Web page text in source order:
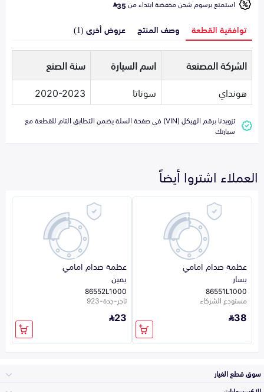
استمتع برسوم شحن مخفضة ابتداء من35
توافقية القطعة وصف المنتج عروض أخرى (1)
الشركة المصنعة اسم السيارة
سنة الصنع
هونداي
سوناتا 2020-2023
تزويدنا برقم الهيكل (VIN) في صفحة السلة يضمن التطابق التام للقطعة مع
سيارتك
العملاء اشتروا أيضاً
عظمة صدام امامي
يسار
86551L1000
مستودع الشركاء
38
عظمة صدام امامي
يمين
86552L1000
تاجر-جدة-923
23
سوق قطع الغيار